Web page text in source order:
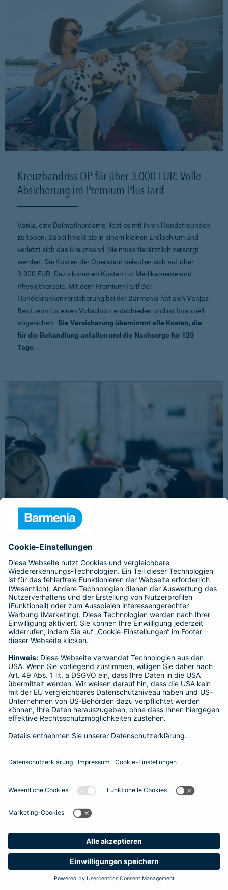
Suche Produkte
Barmenia
Kreuzbandriss OP für über 3.000 EUR: Volle
Absicherung im Premium Plus-Tarif
Vanja, eine Dalmatinerdame, liebt es mit ihren Hundefreunden
zu toben. Dabei knickt sie in einem kleinen Erdloch um und
verletzt sich das Kreuzband. Sie muss tierärztlich versorgt
werden. Die Kosten der Operation belaufen sich auf über
3.000 EUR. Dazu kommen Kosten für Medikamente und
Physiotherapie. Mit dem Premium-Tarif der
Hundekrankenversicherung bei der Barmenia hat sich Vanjas
Besitzerin für einen Vollschutz entschieden und ist finanziell
abgesichert. Die Versicherung übernimmt alle Kosten, die
für die Behandlung anfallen und die Nachsorge für 120
Tage.
Schnelle Notfallversorgung bei Ernstfällen
gewährleisten
Der Dackel Balu macht für Leckerlies alles. Beim Gassigehen
frisst er leider eine mit Rasierklingen gespickte Wurst. Die
Notfalls nimmt der Tierarzt den 4-fachen GOT-Satz und Balus
Besitzer muss eine vierstellige Rechnung begleichen. Der
Basis-Schutz der Barmenia erstattet dieNotfallversorgung
im tierärztlichen Notdienstkomplett - ohne eine Begrenzung
der Jahreshöchstleistung für Operationen.